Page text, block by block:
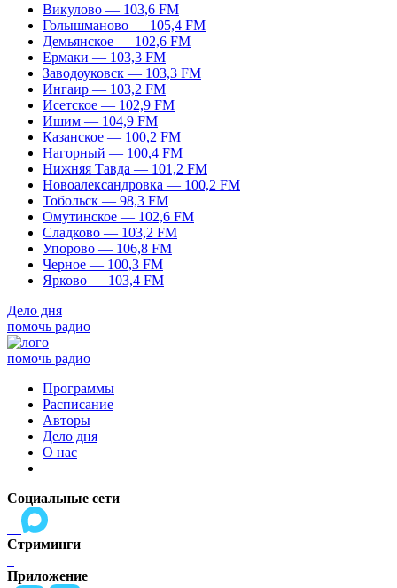
Викулово — 103,6 FM
Голышманово — 105,4 FM
Демьянское — 102,6 FM
Ермаки — 103,3 FM
Заводоуковск — 103,3 FM
Ингаир — 103,2 FM
Исетское — 102,9 FM
Ишим — 104,9 FM
Казанское — 100,2 FM
Нагорный — 100,4 FM
Нижняя Тавда — 101,2 FM
Новоалександровка — 100,2 FM
Тобольск — 98,3 FM
Омутинское — 102,6 FM
Сладково — 103,2 FM
Упорово — 106,8 FM
Черное — 100,3 FM
Ярково — 103,4 FM
Дело дня
помочь радио
помочь радио
Программы
Расписание
Авторы
Дело дня
О нас
Социальные сети
Стриминги
Приложение